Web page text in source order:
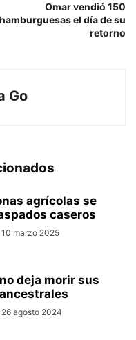
Omar vendió 150
hamburguesas el día de su
retorno
Go
agrícolas se
caseros
10 marzo 2025
deja morir sus
26 agosto 2024